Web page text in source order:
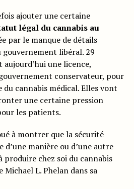
ajouter une certaine
légal du cannabis au
par le manque de détails
libéral. 29
une licence,
conservateur, pour
cannabis médical. Elles vont
une certaine pression
les patients.
à montrer que la sécurité
manière ou d’une autre
chez soi du cannabis
Michael L. Phelan dans sa